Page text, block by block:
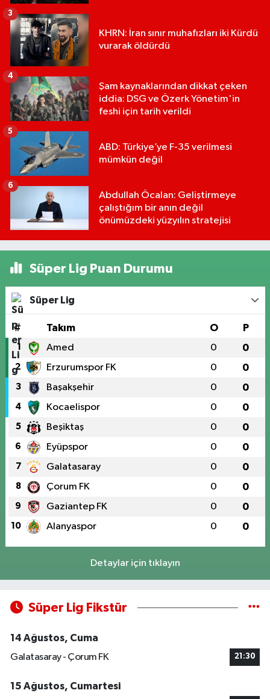
KHRN: İran sınır muhafızları iki Kürdü
vurarak öldürdü
3
Şam kaynaklarından dikkat çeken
iddia: DSG ve Özerk Yönetim'in
feshi için tarih verildi
4
ABD: Türkiye’ye F-35 verilmesi
mümkün değil
5
Abdullah Öcalan: Geliştirmeye
çalıştığım bir anın değil
önümüzdeki yüzyılın stratejisi
6
Süper Lig Puan Durumu
Süper Lig
# Takım O P
1 Amed 0 0
2 Erzurumspor FK 0 0
3 Başakşehir 0 0
4 Kocaelispor 0 0
5 Beşiktaş 0 0
6 Eyüpspor 0 0
7 Galatasaray 0 0
8 Çorum FK 0 0
9 Gaziantep FK 0 0
10 Alanyaspor 0 0
Detaylar için tıklayın
Süper Lig Fikstür
14 Ağustos, Cuma
Galatasaray - Çorum FK
21:30
15 Ağustos, Cumartesi